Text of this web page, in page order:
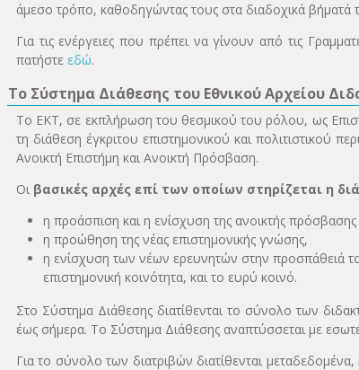
άμεσο τρόπο, καθοδηγώντας τους στα διαδοχικά βήματά
Για τις ενέργειες που πρέπει να γίνουν από τις
πατήστε εδώ.
Το Σύστημα Διάθεσης του Εθνικού Αρχείου
Το ΕΚΤ, σε εκπλήρωση του θεσμικού του ρόλου, ως
τη διάθεση έγκριτου επιστημονικού και πολιτιστικού
Ανοικτή Επιστήμη και Ανοικτή Πρόσβαση.
Οι βασικές αρχές επί των οποίων στηρίζεται η
η προάσπιση και η ενίσχυση της ανοικτής
η προώθηση της νέας επιστημονικής γνώσης,
η ενίσχυση των νέων ερευνητών στην προσπάθειά
επιστημονική κοινότητα, και το ευρύ κοινό.
Στo Σύστημα Διάθεσης διατίθενται το σύνολο των
έως σήμερα. Το Σύστημα Διάθεσης αναπτύσσεται με
Για το σύνολο των διατριβών διατίθενται